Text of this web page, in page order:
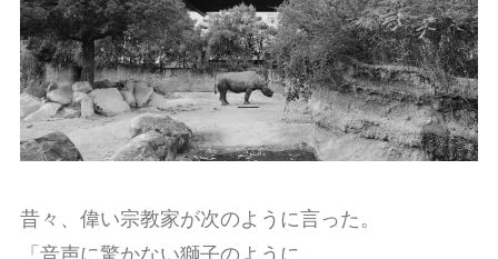
昔々、偉い宗教家が次のように言った。
「音声に驚かない獅子のように、